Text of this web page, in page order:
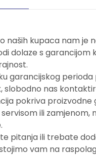
naših kupaca nam je
dolaze s garancijom
garancijskog
slobodno nas
pokriva proizvodne
ili zamjenom,
pitanja ili trebate
vam na